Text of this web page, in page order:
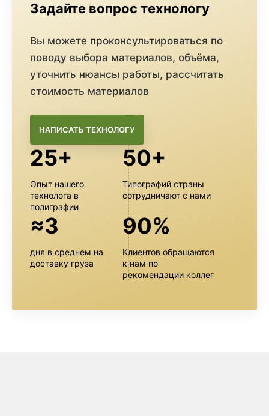
Задайте вопрос технологу
Вы можете проконсультироваться по
поводу выбора материалов, объёма,
уточнить нюансы работы, рассчитать
стоимость материалов
НАПИСАТЬ ТЕХНОЛОГУ
25+
Опыт нашего
технолога в
полиграфии
50+
Типографий страны
сотрудничают с нами
≈3
дня в среднем на
доставку груза
90%
Клиентов обращаются
к нам по
рекомендации коллег